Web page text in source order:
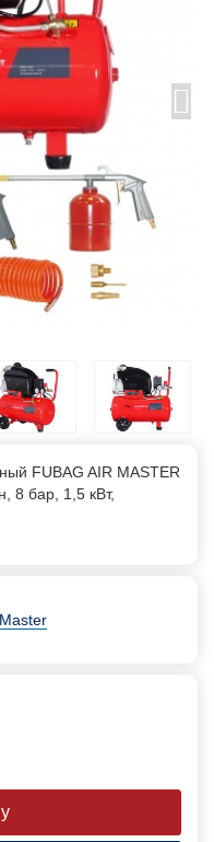
FUBAG AIR MASTER
8 бар, 1,5 кВт,